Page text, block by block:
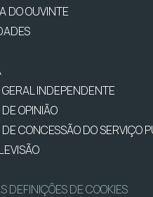
DO OUVINTE
INDEPENDENTE
OPINIÃO
CONCESSÃO DO SERVIÇO
DEFINIÇÕES DE COOKIES